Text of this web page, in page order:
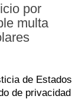
por
multa
de Estados
de privacidad